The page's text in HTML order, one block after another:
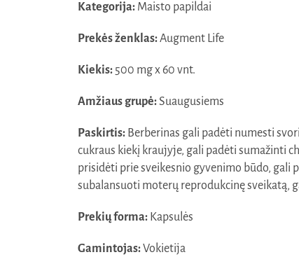
Kategorija: Maisto papildai
Prekės ženklas:Augment Life
Kiekis: 500 mg x 60 vnt.
Amžiaus grupė:Suaugusiems
Paskirtis: Berberinas gali padėti numesti
cukraus kiekį kraujyje, gali padėti sumažinti
prisidėti prie sveikesnio gyvenimo būdo, gali
subalansuoti moterų reprodukcinę sveikatą,
Prekių forma: Kapsulės
Gamintojas:Vokietija